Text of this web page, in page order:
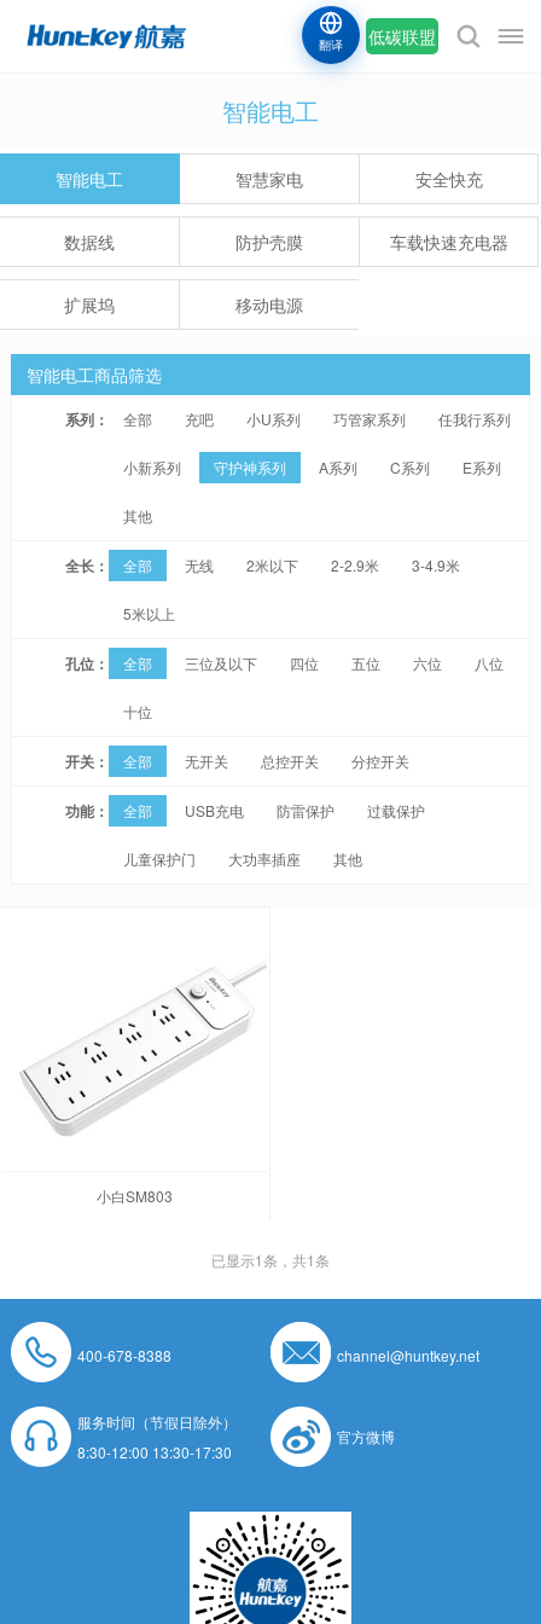
低碳联盟
翻译
智能电工
智能电工 智慧家电 安全快充
数据线 防护壳膜 车载快速充电器
扩展坞 移动电源
智能电工商品筛选
系列： 全部 充吧 小U系列 巧管家系列 任我行系列
小新系列 守护神系列 A系列 C系列 E系列
其他
全长： 全部 无线 2米以下 2-2.9米 3-4.9米
5米以上
孔位： 全部 三位及以下 四位 五位 六位 八位
十位
开关： 全部 无开关 总控开关 分控开关
功能： 全部 USB充电 防雷保护 过载保护
儿童保护门 大功率插座 其他
小白SM803
已显示1条，共1条
400-678-8388 channel@huntkey.net
服务时间（节假日除外）
8:30-12:00 13:30-17:30
官方微博